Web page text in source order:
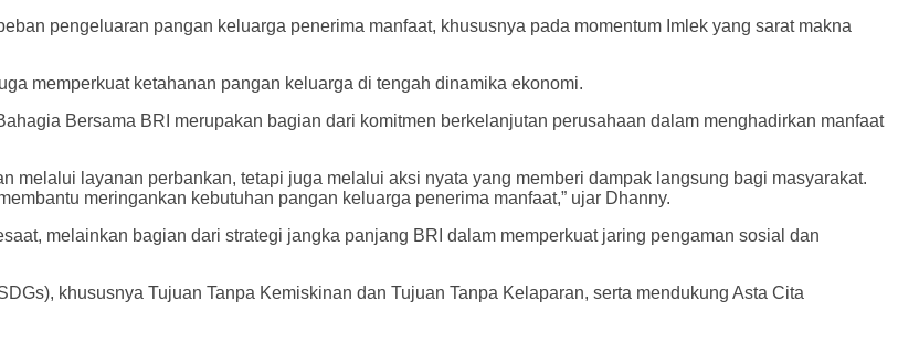
pengeluaran pangan keluarga penerima manfaat, khususnya pada momentum Imlek yang sarat makna
memperkuat ketahanan pangan keluarga di tengah dinamika ekonomi.
Bersama BRI merupakan bagian dari komitmen berkelanjutan perusahaan dalam menghadirkan manfaat
melalui layanan perbankan, tetapi juga melalui aksi nyata yang memberi dampak langsung bagi masyarakat.
meringankan kebutuhan pangan keluarga penerima manfaat,” ujar Dhanny.
melainkan bagian dari strategi jangka panjang BRI dalam memperkuat jaring pengaman sosial dan
khususnya Tujuan Tanpa Kemiskinan dan Tujuan Tanpa Kelaparan, serta mendukung Asta Cita